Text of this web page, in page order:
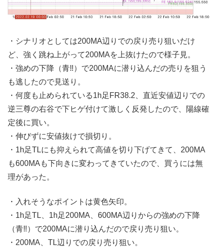
・シナリオとしては200MA辺りでの戻り売り狙いだけ
ど、強く跳ね上がって200MAを上抜けたので様子見。
・強めの下降（青‼︎）で200MAに潜り込んだの売りを狙う
も逃したので見送り。
・何度も止められている1h足FR38.2、直近安値辺りでの
逆三尊の右谷で下ヒゲ付けて激しく反発したので、陽線確
定後に買い。
・伸びずに安値抜けで損切り。
・1h足TLにも抑えられて高値を切り下げてきて、200MA
も600MAも下向きに変わってきていたので、買うには無
理があった。
・入れそうなポイントは黄色矢印。
・1h足TL、1h足200MA、600MA辺りからの強めの下降
（青‼︎）で200MAに潜り込んだので戻り売り狙い。
・200MA、TL辺りでの戻り売り狙い。